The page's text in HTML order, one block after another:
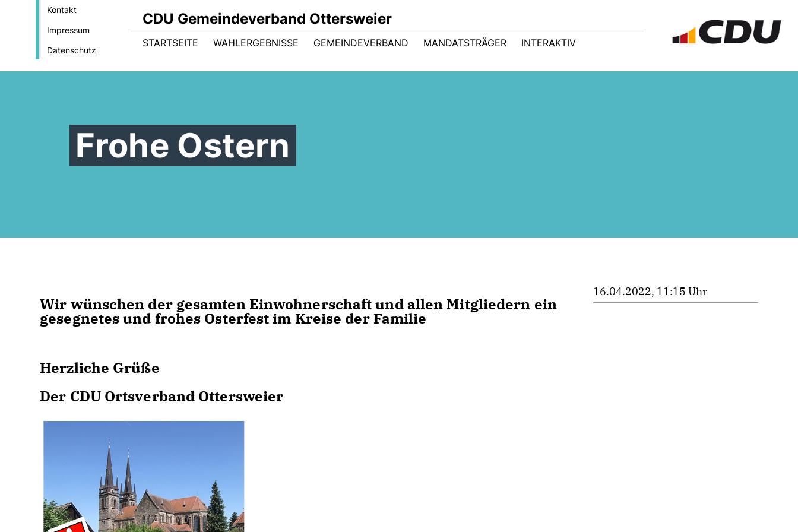
Kontakt
Impressum
Datenschutz
CDU Gemeindeverband Ottersweier
STARTSEITE WAHLERGEBNISSE GEMEINDEVERBAND MANDATSTRÄGER INTERAKTIV
Frohe Ostern
Wir wünschen der gesamten Einwohnerschaft und allen Mitgliedern ein
gesegnetes und frohes Osterfest im Kreise der Familie
Herzliche Grüße
Der CDU Ortsverband Ottersweier
16.04.2022, 11:15 Uhr